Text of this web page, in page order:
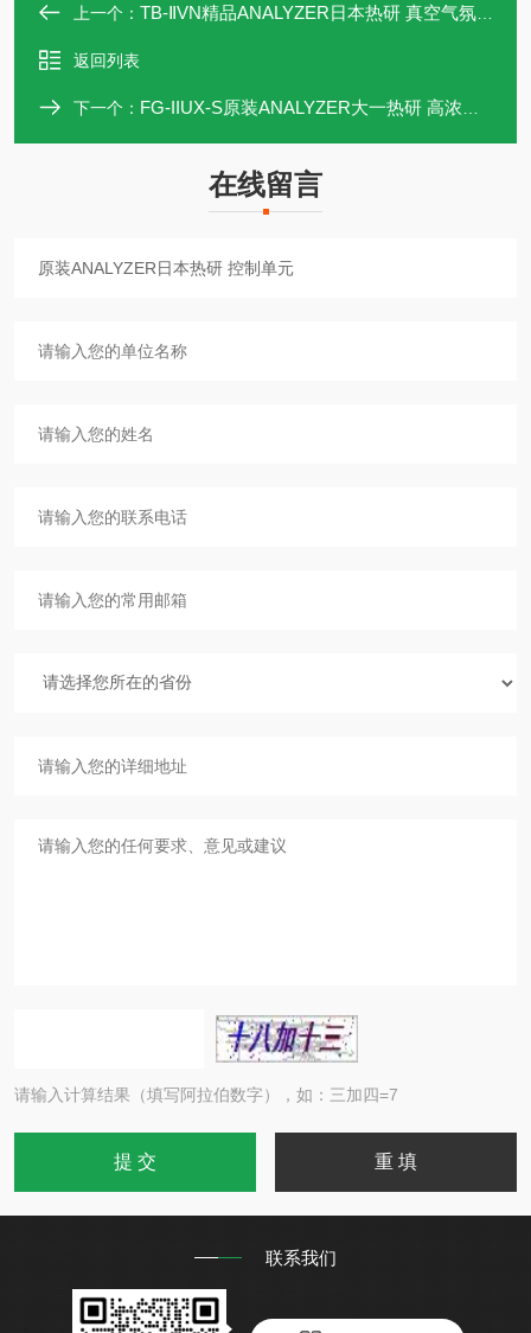
上一个： TB-ⅡVN精品ANALYZER日本热研 真空气氛氧传感器
返回列表
下一个： FG-IIUX-S原装ANALYZER大一热研 高浓度氧分析仪
在线留言
请输入计算结果（填写阿拉伯数字），如：三加四=7
联系我们